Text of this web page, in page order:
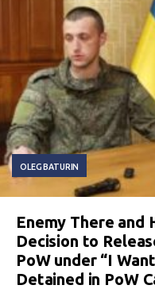
OLEG BATURIN
Enemy There and
Decision to
PoW under “I
Detained in PoW